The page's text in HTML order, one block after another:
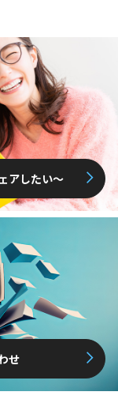
アしたい〜
せ